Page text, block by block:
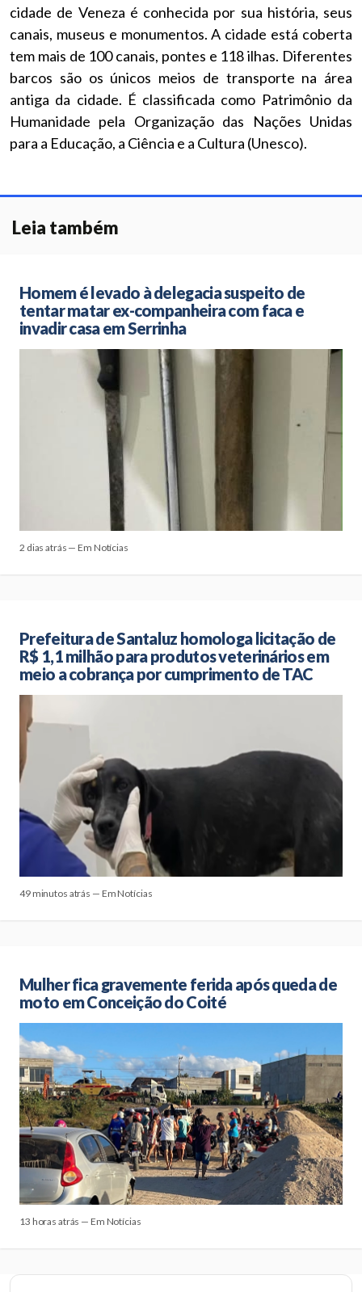
cidade de Veneza é conhecida por sua história, seus
canais, museus e monumentos. A cidade está coberta
tem mais de 100 canais, pontes e 118 ilhas. Diferentes
barcos são os únicos meios de transporte na área
antiga da cidade. É classificada como Patrimônio da
Humanidade pela Organização das Nações Unidas
para a Educação, a Ciência e a Cultura (Unesco).
Leia também
Homem é levado à delegacia suspeito de
tentar matar ex-companheira com faca e
invadir casa em Serrinha
2 dias atrás — Em Notícias
Prefeitura de Santaluz homologa licitação de
R$ 1,1 milhão para produtos veterinários em
meio a cobrança por cumprimento de TAC
49 minutos atrás — Em Notícias
Mulher fica gravemente ferida após queda de
moto em Conceição do Coité
13 horas atrás — Em Notícias